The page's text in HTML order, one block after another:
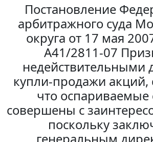
Постановление
арбитражного суда
округа от 17 мая
А41/2811-07
недействительными
купли-продажи акций,
что оспариваемые
совершены с
поскольку